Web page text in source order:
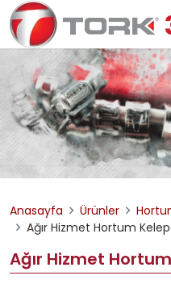
Anasayfa Ürünler
Ağır Hizmet Hortum
Ağır Hizmet